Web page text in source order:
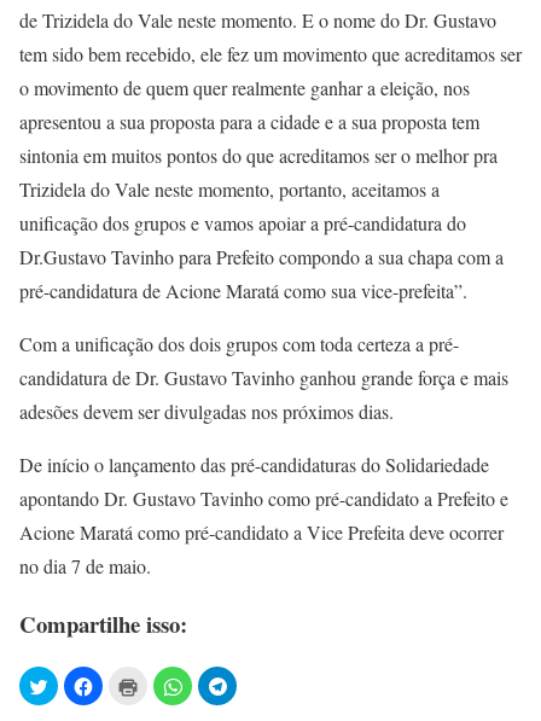
de Trizidela do Vale neste momento. E o nome do Dr. Gustavo
tem sido bem recebido, ele fez um movimento que acreditamos ser
o movimento de quem quer realmente ganhar a eleição, nos
apresentou a sua proposta para a cidade e a sua proposta tem
sintonia em muitos pontos do que acreditamos ser o melhor pra
Trizidela do Vale neste momento, portanto, aceitamos a
unificação dos grupos e vamos apoiar a pré-candidatura do
Dr.Gustavo Tavinho para Prefeito compondo a sua chapa com a
pré-candidatura de Acione Maratá como sua vice-prefeita”.
Com a unificação dos dois grupos com toda certeza a pré-
candidatura de Dr. Gustavo Tavinho ganhou grande força e mais
adesões devem ser divulgadas nos próximos dias.
De início o lançamento das pré-candidaturas do Solidariedade
apontando Dr. Gustavo Tavinho como pré-candidato a Prefeito e
Acione Maratá como pré-candidato a Vice Prefeita deve ocorrer
no dia 7 de maio.
Compartilhe isso: